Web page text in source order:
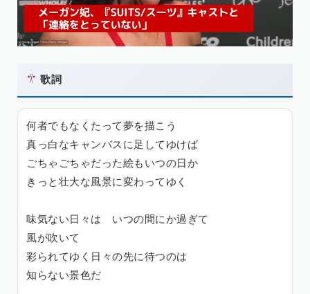
歌詞
何者でもなくたって夢を描こう
真っ白なキャンバスに足してゆけば
ごちゃごちゃだった絵もいつの日か
きっと壮大な風景に変わってゆく
味気ない日々は いつの間にか過ぎて
風が吹いて
彩られてゆく日々の先に待つのは
知らない景色だ